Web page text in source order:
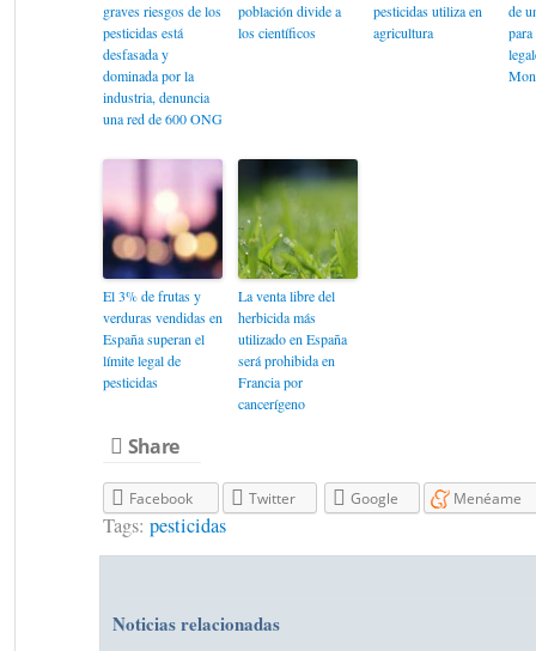
graves riesgos de los
pesticidas está
desfasada y
dominada por la
industria, denuncia
una red de 600 ONG
población divide a
los científicos
pesticidas utiliza en
agricultura
de
El 3% de frutas y
verduras vendidas en
España superan el
límite legal de
pesticidas
La venta libre del
herbicida más
utilizado en España
será prohibida en
Francia por
cancerígeno
Share
Facebook Twitter Google Menéame
Tags: pesticidas
Noticias relacionadas